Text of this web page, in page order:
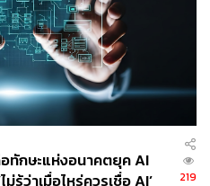
ทักษะแห่งอนาคตยุค AI
รู้ว่าเมื่อไหร่ควรเชื่อ AI’
219